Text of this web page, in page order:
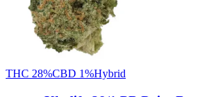
THC 28%CBD 1%Hybrid